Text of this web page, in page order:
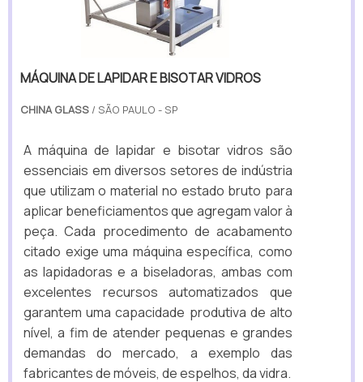
MÁQUINA DE LAPIDAR E BISOTAR VIDROS
CHINA GLASS / SÃO PAULO - SP
A máquina de lapidar e bisotar vidros são
essenciais em diversos setores de indústria
que utilizam o material no estado bruto para
aplicar beneficiamentos que agregam valor à
peça. Cada procedimento de acabamento
citado exige uma máquina específica, como
as lapidadoras e a biseladoras, ambas com
excelentes recursos automatizados que
garantem uma capacidade produtiva de alto
nível, a fim de atender pequenas e grandes
demandas do mercado, a exemplo das
fabricantes de móveis, de espelhos, da vidra.